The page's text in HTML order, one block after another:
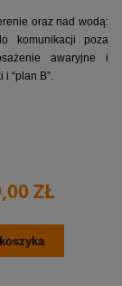
oraz nad wodą:
komunikacji poza
awaryjne i
“plan B”.
ZŁ